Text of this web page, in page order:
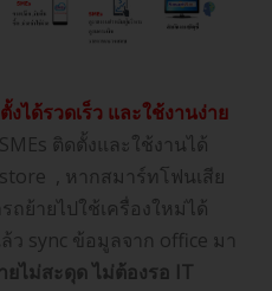
ได้รวดเร็ว และใช้งานง่าย
ติดตั้งและใช้งานได้
, หากสมาร์ทโฟนเสีย
ถย้ายไปใช้เครื่องใหม่ได้
ว sync ข้อมูลจาก office มา
ยไม่สะดุด ไม่ต้องรอ IT